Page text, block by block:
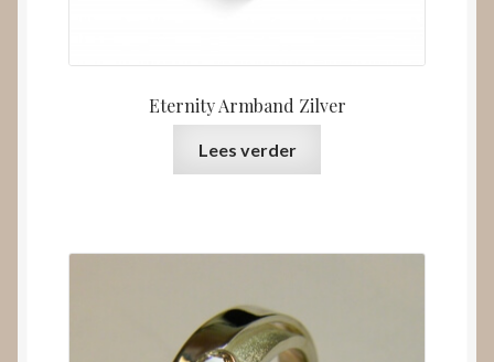
Eternity Armband Zilver
Lees verder